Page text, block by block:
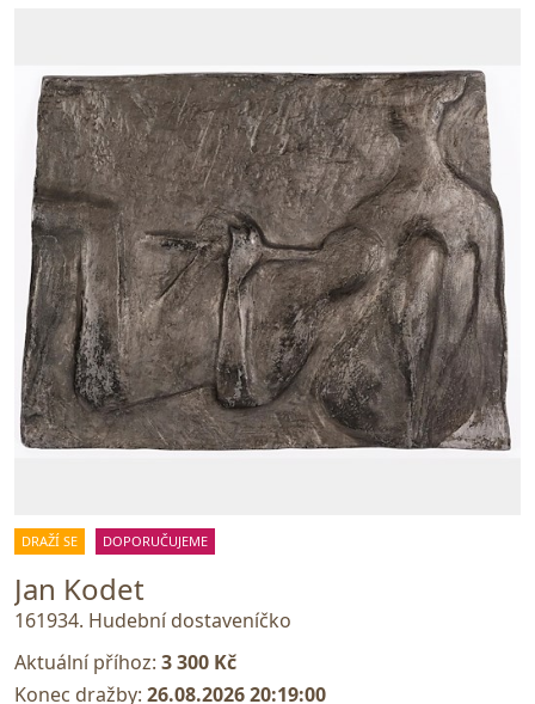
DRAŽÍ SE DOPORUČUJEME
Jan Kodet
161934. Hudební dostaveníčko
Aktuální příhoz: 3 300 Kč
Konec dražby: 26.08.2026 20:19:00